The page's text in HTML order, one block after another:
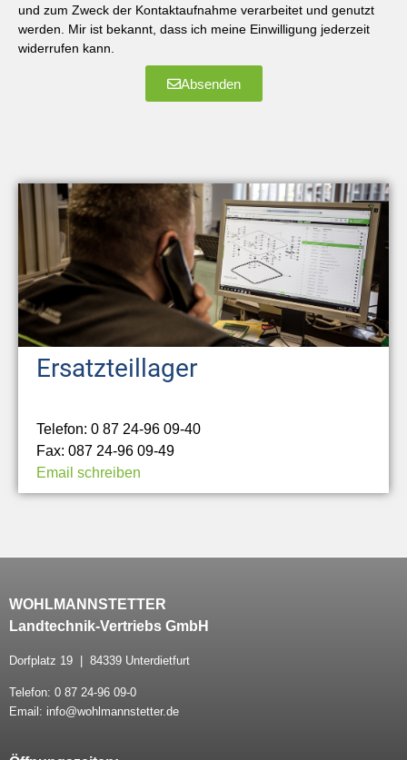
und zum Zweck der Kontaktaufnahme verarbeitet und genutzt
werden. Mir ist bekannt, dass ich meine Einwilligung jederzeit
widerrufen kann.
Absenden
Ersatzteillager
Telefon: 0 87 24-96 09-40
Fax: 087 24-96 09-49
Email schreiben
WOHLMANNSTETTER
Landtechnik-Vertriebs GmbH
Dorfplatz 19 | 84339 Unterdietfurt
Telefon: 0 87 24-96 09-0
Email: info@wohlmannstetter.de